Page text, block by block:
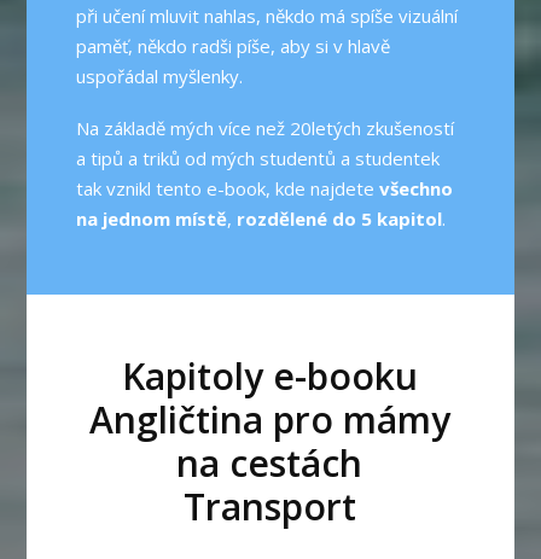
při učení mluvit nahlas, někdo má spíše vizuální
paměť, někdo radši píše, aby si v hlavě
uspořádal myšlenky.
Na základě mých více než 20letých zkušeností
a tipů a triků od mých studentů a studentek
tak vznikl tento e-book, kde najdete všechno
na jednom místě, rozdělené do 5 kapitol.
Kapitoly e-booku
Angličtina pro mámy
na cestách
Transport